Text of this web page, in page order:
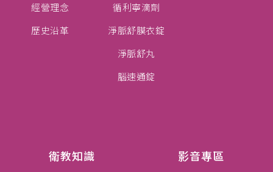
經營理念
歷史沿革
循利寧滴劑
淨脈舒膜衣錠
淨脈舒丸
腦速通錠
衛教知識 影音專區